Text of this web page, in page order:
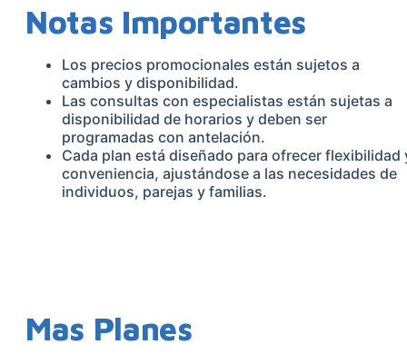
Notas Importantes
Los precios promocionales están sujetos a
cambios y disponibilidad.
Las consultas con especialistas están sujetas a
disponibilidad de horarios y deben ser
programadas con antelación.
Cada plan está diseñado para ofrecer flexibilidad
conveniencia, ajustándose a las necesidades de
individuos, parejas y familias.
Mas Planes